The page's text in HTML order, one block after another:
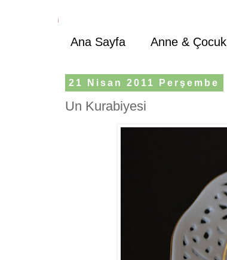
Ana Sayfa Anne & Çocuk
21 Nisan 2011 Perşembe
Un Kurabiyesi